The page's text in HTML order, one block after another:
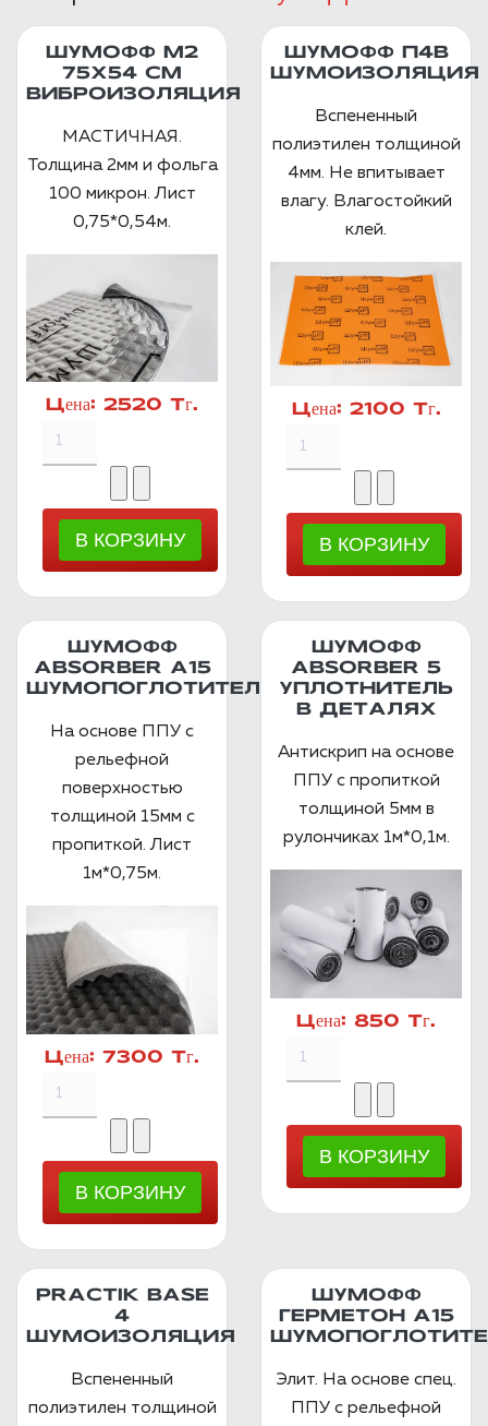
ШУМОФФ М2
75X54 СМ
ВИБРОИЗОЛЯЦИЯ
МАСТИЧНАЯ.
Толщина 2мм и фольга
100 микрон. Лист
0,75*0,54м.
Цена: 2520 Тг.
ШУМОФФ П4В
ШУМОИЗОЛЯЦИЯ
Вспененный
полиэтилен толщиной
4мм. Не впитывает
влагу. Влагостойкий
клей.
Цена: 2100 Тг.
ШУМОФФ
ABSORBER А15
ШУМОПОГЛОТИТЕЛЬ
На основе ППУ с
рельефной
поверхностью
толщиной 15мм с
пропиткой. Лист
1м*0,75м.
Цена: 7300 Тг.
ШУМОФФ
ABSORBER 5
УПЛОТНИТЕЛЬ
В ДЕТАЛЯХ
Антискрип на основе
ППУ с пропиткой
толщиной 5мм в
рулончиках 1м*0,1м.
Цена: 850 Тг.
PRACTIK BASE
4
ШУМОИЗОЛЯЦИЯ
Вспененный
полиэтилен толщиной
ШУМОФФ
ГЕРМЕТОН А15
Элит. На основе спец.
ППУ с рельефной